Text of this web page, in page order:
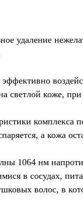
удаление
светлой коже,
комплекса
а кожа
1064 нм
в сосудах,
волос, в